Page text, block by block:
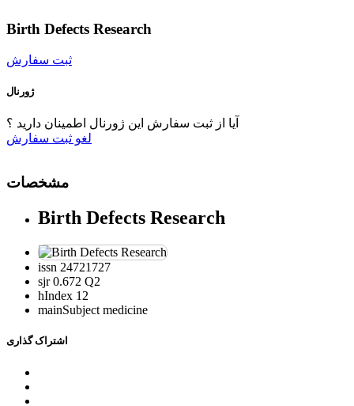
Birth Defects Research
ثبت سفارش
ژورنال
آیا از ثبت سفارش این ژورنال اطمینان دارید ؟
لغو ثبت سفارش
مشخصات
Birth Defects Research
issn 24721727
sjr0.672 Q2
hIndex 12
mainSubject medicine
اشتراک گذاری